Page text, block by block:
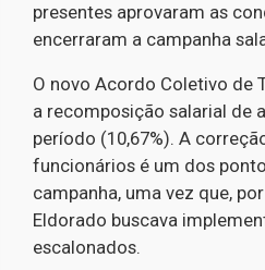
presentes aprovaram as
encerraram a campanha
O novo Acordo Coletivo de
a recomposição salarial de
período (10,67%). A
funcionários é um dos
campanha, uma vez que,
Eldorado buscava
escalonados.